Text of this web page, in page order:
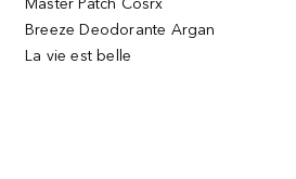
Master Patch Cosrx
Breeze Deodorante Argan
La vie est belle